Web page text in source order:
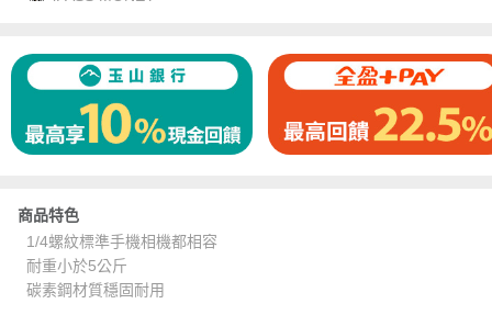
商品特色
1/4螺紋標準手機相機都相容
耐重小於5公斤
碳素鋼材質穩固耐用